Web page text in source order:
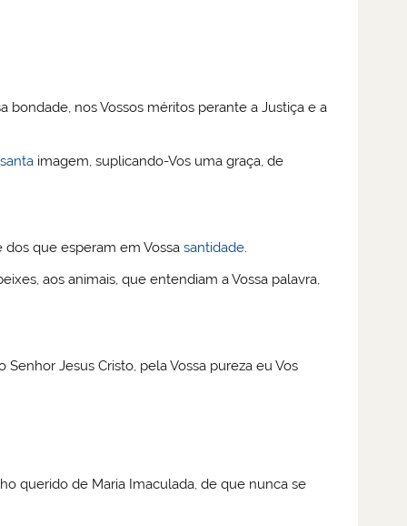
bondade, nos Vossos méritos perante a Justiça e a
santa imagem, suplicando-Vos uma graça, de
dos que esperam em Vossasantidade.
aos animais, que entendiam a Vossa palavra,
Jesus Cristo, pela Vossa pureza eu Vos
querido de Maria Imaculada, de que nunca se